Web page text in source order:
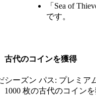
「Sea of
です。
古代のコインを獲得
シーズン パス: プレミア
1000 枚の古代のコイン